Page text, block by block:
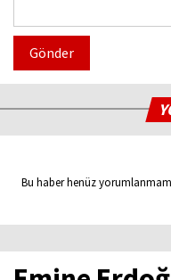
Gönder
Bu haber henüz